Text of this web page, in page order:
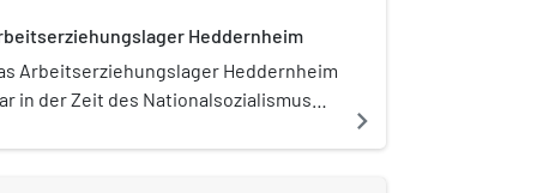
Heddernheim
Arbeitserziehungslager Heddernheim
in der Zeit des Nationalsozialismus
am Main. Es befand sich in der
navigate_next